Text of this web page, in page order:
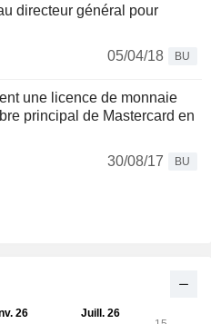
directeur général pour
05/04/18
BU
une licence de monnaie
principal de Mastercard en
30/08/17
BU